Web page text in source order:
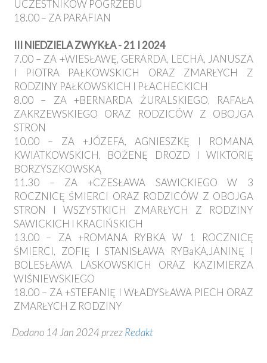
UCZESTNIKÓW POGRZEBU
18.00 – ZA PARAFIAN
III NIEDZIELA ZWYKŁA - 21 I 2024
7.00 – ZA +WIESŁAWĘ, GERARDA, LECHA, JANUSZA
I PIOTRA PAŁKOWSKICH ORAZ ZMARŁYCH Z
RODZINY PAŁKOWSKICH I PŁACHECKICH
8.00 – ZA +BERNARDA ŻURALSKIEGO, RAFAŁA
ZAKRZEWSKIEGO ORAZ RODZICÓW Z OBOJGA
STRON
10.00 – ZA +JÓZEFA, AGNIESZKĘ I ROMANA
KWIATKOWSKICH, BOŻENĘ DROZD I WIKTORIĘ
BORZYSZKOWSKĄ
11.30 – ZA +CZESŁAWA SAWICKIEGO W 3
ROCZNICĘ ŚMIERCI ORAZ RODZICÓW Z OBOJGA
STRON I WSZYSTKICH ZMARŁYCH Z RODZINY
SAWICKICH I KRACIŃSKICH
13.00 – ZA +ROMANA RYBKA W 1 ROCZNICĘ
ŚMIERCI, ZOFIĘ I STANISŁAWA RYBaKA,JANINĘ I
BOLESŁAWA LASKOWSKICH ORAZ KAZIMIERZA
WIŚNIEWSKIEGO
18.00 – ZA +STEFANIĘ I WŁADYSŁAWA PIECH ORAZ
ZMARŁYCH Z RODZINY
Dodano 14 Jan 2024 przezRedakt